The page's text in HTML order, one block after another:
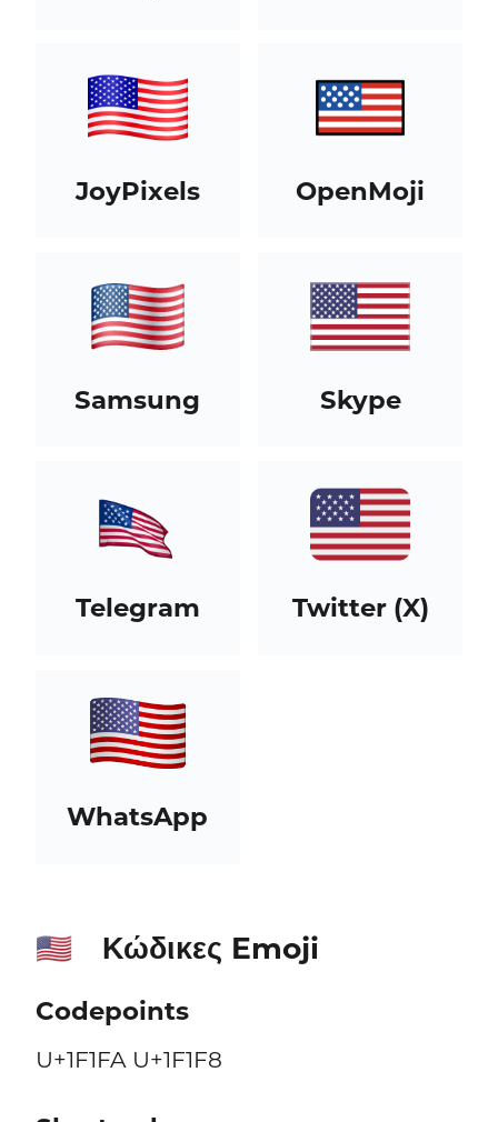
JoyPixels OpenMoji
Samsung Skype
Telegram Twitter (X)
WhatsApp
🇺🇸 Κώδικες Emoji
Codepoints
U+1F1FA U+1F1F8